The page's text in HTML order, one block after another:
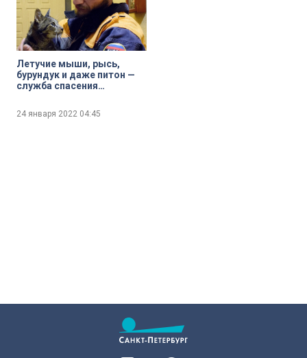
Летучие мыши, рысь,
бурундук и даже питон —
служба спасения
подводит итоги года
24 января 2022 04:45